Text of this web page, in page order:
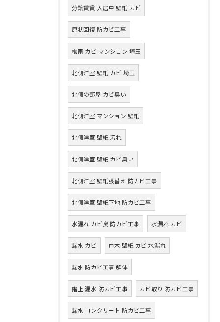
分譲賃貸 入居中 壁紙 カビ
原状回復 防カビ工事
梅雨 カビ マンション 埼玉
北側洋室 壁紙 カビ 埼玉
北側の部屋 カビ臭い
北側洋室 マンション 壁紙
北側洋室 壁紙 汚れ
北側洋室 壁紙 カビ臭い
北側洋室 壁紙張替え 防カビ工事
北側洋室 壁紙下地 防カビ工事
水漏れ カビ臭 防カビ工事 水漏れ カビ
漏水 カビ 巾木 壁紙 カビ 水漏れ
漏水 防カビ工事 解体
階上 漏水 防カビ工事 カビ取り 防カビ工事
漏水 コンクリート 防カビ工事